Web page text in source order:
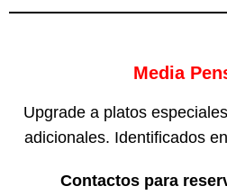
Media
Upgrade a platos
adicionales. Identificados
Contactos para